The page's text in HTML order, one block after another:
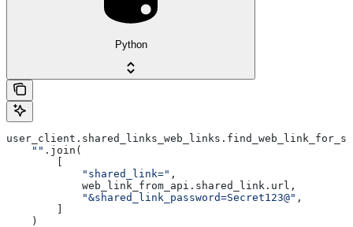
Python
    ""
.join(
            "shared_link="
,
            web_link_from_api.shared_link.url,
            "&shared_link_password=Secret123@"
,
    )